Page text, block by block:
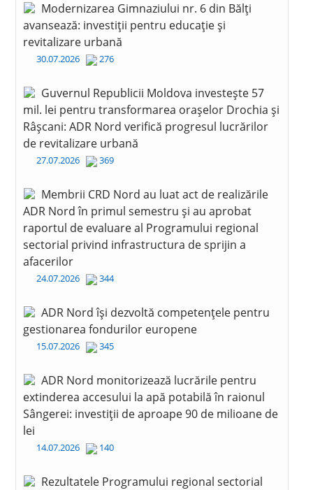
Modernizarea Gimnaziului nr. 6 din Bălți
avansează: investiții pentru educație și
revitalizare urbană
30.07.2026 276
Guvernul Republicii Moldova investește 57
mil. lei pentru transformarea orașelor Drochia și
Râșcani: ADR Nord verifică progresul lucrărilor
de revitalizare urbană
27.07.2026 369
Membrii CRD Nord au luat act de realizările
ADR Nord în primul semestru și au aprobat
raportul de evaluare al Programului regional
sectorial privind infrastructura de sprijin a
afacerilor
24.07.2026 344
ADR Nord își dezvoltă competențele pentru
gestionarea fondurilor europene
15.07.2026 345
ADR Nord monitorizează lucrările pentru
extinderea accesului la apă potabilă în raionul
Sângerei: investiții de aproape 90 de milioane de
lei
14.07.2026 140
Rezultatele Programului regional sectorial